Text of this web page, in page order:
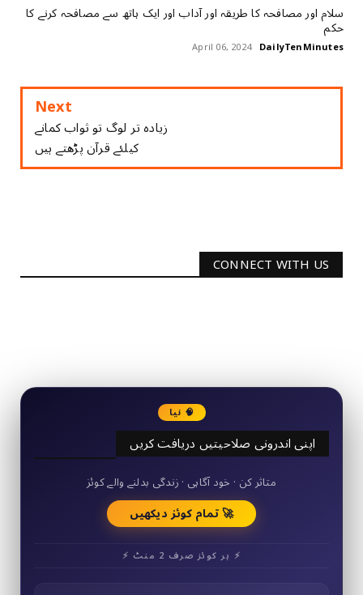
سلام اور مصافحہ کا طریقہ اور آداب اور ایک ہاتھ سے مصافحہ کرنے کا
حکم
DailyTenMinutes
April 06, 2024
Next
زیادہ تر لوگ تو ثواب کمانے
کیلئے قرآن پڑھتے ہیں
CONNECT WITH US
🧠 نیا
اپنی اندرونی صلاحیتیں دریافت کریں
50+ مختصر کوئز
متاثر کن · خود آگاہی · زندگی بدلنے والے کوئز
🚀 تمام کوئز دیکھیں
⚡ ہر کوئز صرف 2 منٹ ⚡